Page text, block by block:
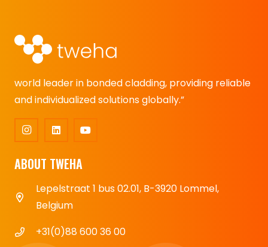
world leader in bonded cladding, providing reliable
and individualized solutions globally.”
ABOUT TWEHA
Lepelstraat 1 bus 02.01, B-3920 Lommel,
Belgium
+31(0)88 600 36 00